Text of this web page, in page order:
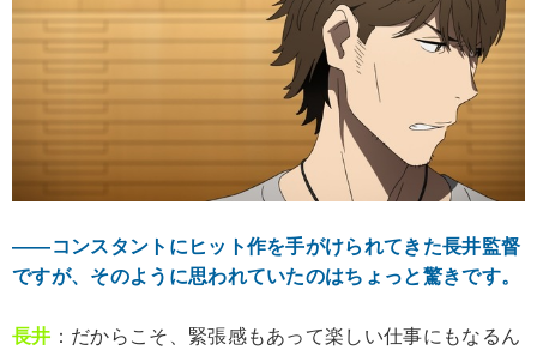
――コンスタントにヒット作を手がけられてきた長井監督
ですが、そのように思われていたのはちょっと驚きです。
長井 ：だからこそ、緊張感もあって楽しい仕事にもなるん